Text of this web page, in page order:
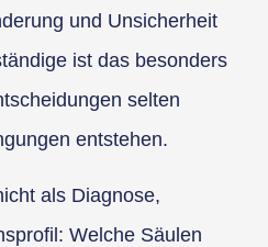
und Unsicherheit
ist das besonders
selten
entstehen.
als Diagnose,
Welche Säulen